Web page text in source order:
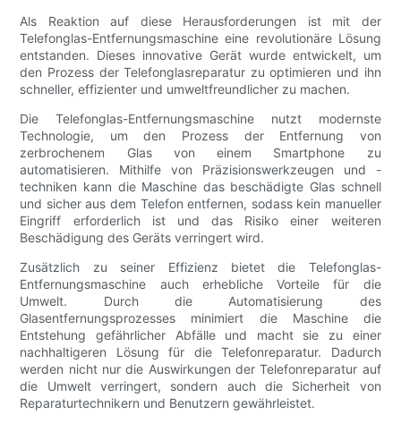
Als Reaktion auf diese Herausforderungen ist mit der
Telefonglas-Entfernungsmaschine eine revolutionäre Lösung
entstanden. Dieses innovative Gerät wurde entwickelt, um
den Prozess der Telefonglasreparatur zu optimieren und ihn
schneller, effizienter und umweltfreundlicher zu machen.
Die Telefonglas-Entfernungsmaschine nutzt modernste
Technologie, um den Prozess der Entfernung von
zerbrochenem Glas von einem Smartphone zu
automatisieren. Mithilfe von Präzisionswerkzeugen und -
techniken kann die Maschine das beschädigte Glas schnell
und sicher aus dem Telefon entfernen, sodass kein manueller
Eingriff erforderlich ist und das Risiko einer weiteren
Beschädigung des Geräts verringert wird.
Zusätzlich zu seiner Effizienz bietet die Telefonglas-
Entfernungsmaschine auch erhebliche Vorteile für die
Umwelt. Durch die Automatisierung des
Glasentfernungsprozesses minimiert die Maschine die
Entstehung gefährlicher Abfälle und macht sie zu einer
nachhaltigeren Lösung für die Telefonreparatur. Dadurch
werden nicht nur die Auswirkungen der Telefonreparatur auf
die Umwelt verringert, sondern auch die Sicherheit von
Reparaturtechnikern und Benutzern gewährleistet.